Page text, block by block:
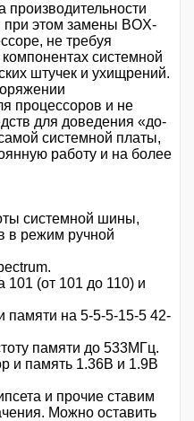
производительности
при этом замены BOX-
не требуя
системной
штучек и ухищрений.
процессоров и не
для доведения «до-
системной платы,
работу и на более
системной шины,
в режим ручной
101 (от 101 до 110) и
памяти на 5-5-5-15-5 42-
памяти до 533МГц.
и память 1.36В и 1.9В
и прочие ставим
Можно оставить